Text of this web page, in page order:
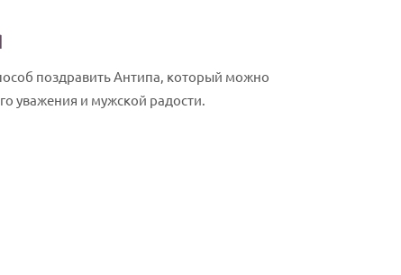
поздравить Антипа, который можно
уважения и мужской радости.